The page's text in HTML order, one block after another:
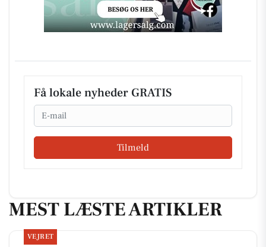
Få lokale nyheder GRATIS
Email
Tilmeld
MEST LÆSTE ARTIKLER
VEJRET